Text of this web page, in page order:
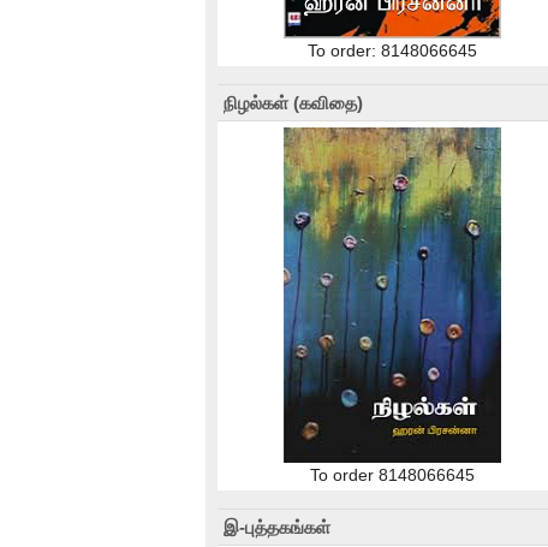
To order: 8148066645
நிழல்கள் (கவிதை)
To order 8148066645
இ-புத்தகங்கள்